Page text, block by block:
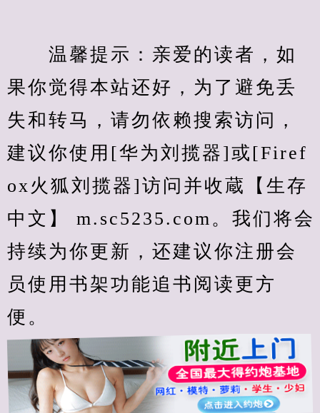
温馨提示：亲爱的读者，如
果你觉得本站还好，为了避免丢
失和转马，请勿依赖搜索访问，
建议你使用[华为刘揽器]或[Firef
ox火狐刘揽器]访问并收蔵【生存
中文】 m.sc5235.com。我们将会
持续为你更新，还建议你注册会
员使用书架功能追书阅读更方
便。